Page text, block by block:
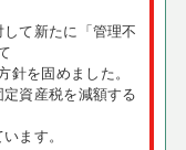
て新たに「管理不
を固めました。
資産税を減額する
ます。